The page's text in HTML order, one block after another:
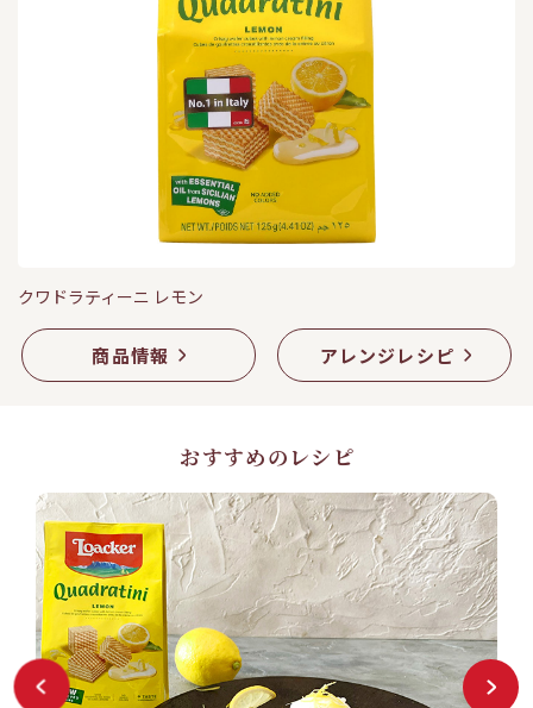
クワドラティーニ レモン
商品情報 アレンジレシピ
おすすめのレシピ